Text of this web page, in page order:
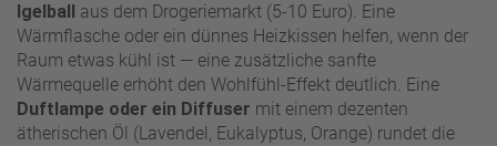
Igelball
aus dem Drogeriemarkt (5-10 Euro). Eine
Wärmflasche oder ein dünnes Heizkissen helfen, wenn der
Raum etwas kühl ist — eine zusätzliche sanfte
Wärmequelle erhöht den Wohlfühl-Effekt deutlich. Eine
Duftlampe oder ein Diffuser mit einem dezenten
ätherischen Öl (Lavendel, Eukalyptus, Orange) rundet die